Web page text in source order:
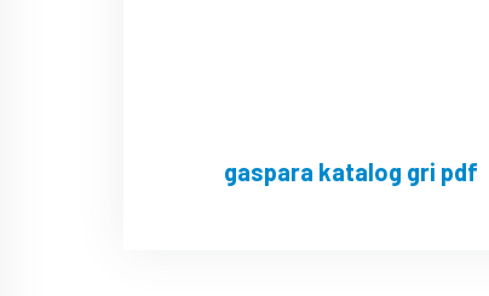
gaspara katalog gri pdf